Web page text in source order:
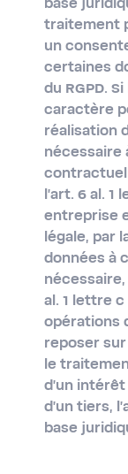
base
traitement
un
certaines
du RGPD.
caractère
réalisation
nécessaire
l'art. 6 al. 1
entreprise
légale, par
données à
al. 1 lettre c
opérations
reposer sur
le
d'un
d'un tiers,
base